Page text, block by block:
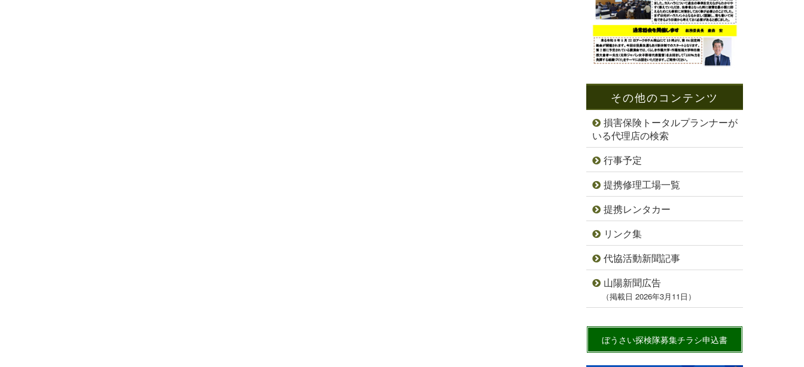
その他のコンテンツ
損害保険トータルプランナーが
いる代理店の検索
行事予定
提携修理工場一覧
提携レンタカー
リンク集
代協活動新聞記事
山陽新聞広告
（掲載日 2026年3月11日）
ぼうさい探検隊募集チラシ申込書